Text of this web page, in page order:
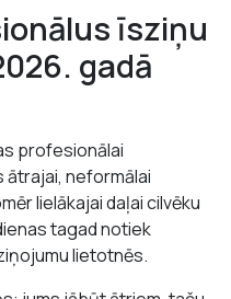
īsziņu
gadā
profesionālai
ātrajai, neformālai
lielākajai daļai cilvēku
tagad notiek
lietotnēs.